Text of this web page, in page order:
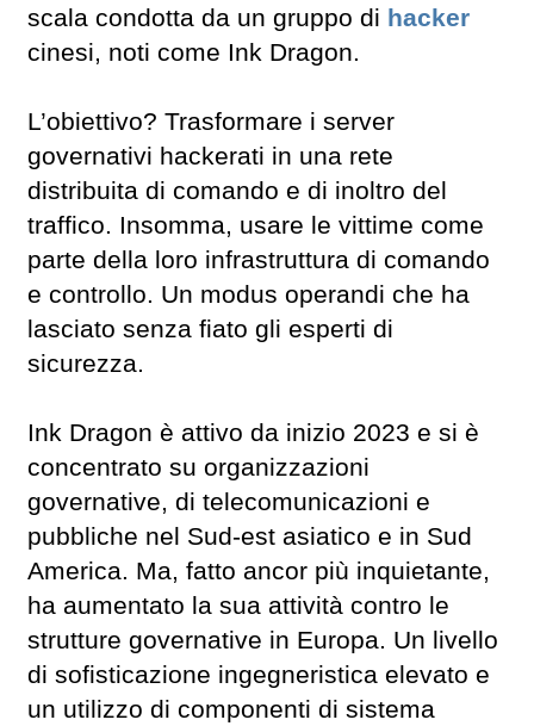
scala condotta da un gruppo di hacker
cinesi, noti come Ink Dragon.
L’obiettivo? Trasformare i server
governativi hackerati in una rete
distribuita di comando e di inoltro del
traffico. Insomma, usare le vittime come
parte della loro infrastruttura di comando
e controllo. Un modus operandi che ha
lasciato senza fiato gli esperti di
sicurezza.
Ink Dragon è attivo da inizio 2023 e si è
concentrato su organizzazioni
governative, di telecomunicazioni e
pubbliche nel Sud-est asiatico e in Sud
America. Ma, fatto ancor più inquietante,
ha aumentato la sua attività contro le
strutture governative in Europa. Un livello
di sofisticazione ingegneristica elevato e
un utilizzo di componenti di sistema